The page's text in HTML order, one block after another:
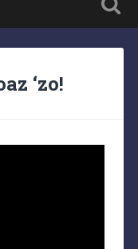
‘zo!